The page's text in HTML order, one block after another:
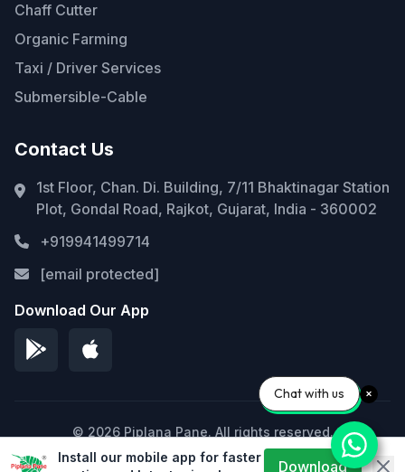
Chaff Cutter
Organic Farming
Taxi / Driver Services
Submersible-Cable
Contact Us
1st Floor, Chan. Di. Building, 7/11 Bhaktinagar Station
Plot, Gondal Road, Rajkot, Gujarat, India - 360002
+919941499714
[email protected]
Download Our App
© 2026 Piplana Pane. All rights reserved.
Privacy Policy Terms of Service Sitemap
Install our mobile app for faster
Download
Chat with us